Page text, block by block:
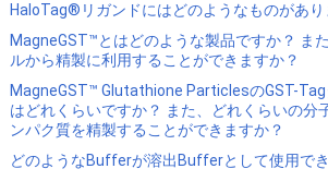
HaloTag®リガンドにはどのようなものがあり
MagneGST™とはどのような製品ですか？ ま
ルから精製に利用することができますか？
MagneGST™ Glutathione ParticlesのGST-
はどれくらいですか？ また、どれくらいの分
ンパク質を精製することができますか？
どのようなBufferが溶出Bufferとして使用で